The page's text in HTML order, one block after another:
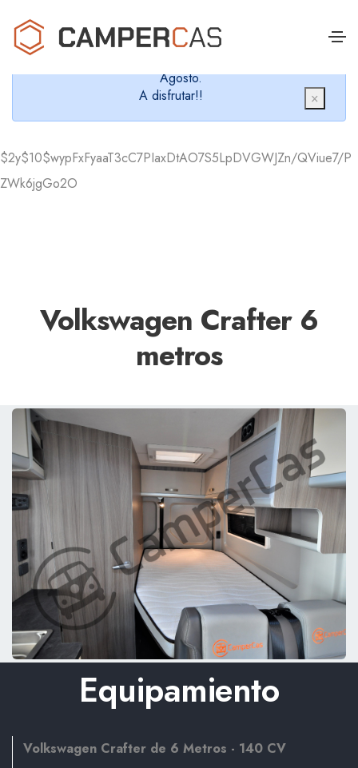
Cerramos en verano, que nos queremos dar un
chapuzón y refrescarnos.
Agosto.
A disfrutar!!
×
$2y$10$wypFxFyaaT3cC7PIaxDtAO7S5LpDVGWJZn/QViue7/P
ZWk6jgGo2O
Volkswagen Crafter 6
metros
Equipamiento
Volkswagen Crafter de 6 Metros - 140 CV